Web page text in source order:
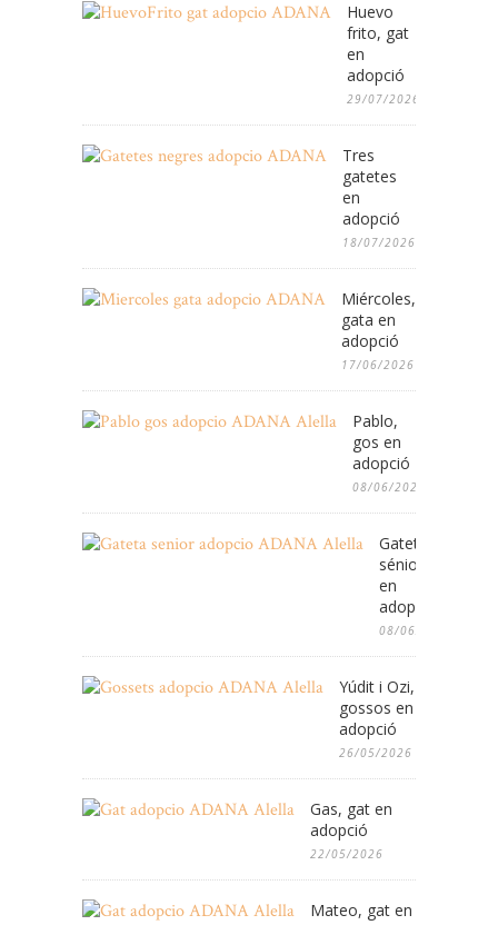
Huevo
frito, gat
en
adopció
29/07/2026
Tres
gatetes
en
adopció
18/07/2026
Miércoles,
gata en
adopció
17/06/2026
Pablo,
gos en
adopció
08/06/2026
Gateta
sénior
en
adopció
08/06/2026
Yúdit i Ozi,
gossos en
adopció
26/05/2026
Gas, gat en
adopció
22/05/2026
Mateo, gat en